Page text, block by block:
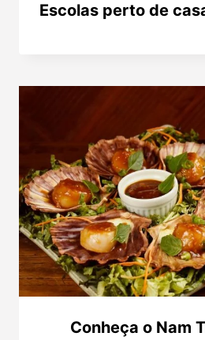
Escolas perto de
Conheça o Nam